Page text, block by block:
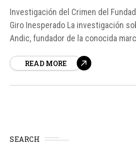
Investigación del Crimen del
Giro Inesperado La investigación
Andic, fundador de la conocida
encontrado indicios que sugieren
READ MORE
SEARCH